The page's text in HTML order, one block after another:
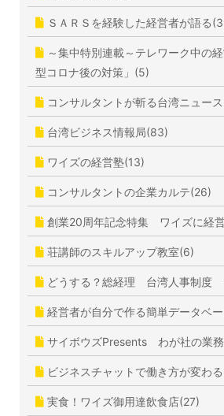
ＳＡＲＳを経験した経営者が語る
～集中特別連載～テレワーク中の
型コロナ後の対策」(5)
コンサルタントが斬る台湾ニュー
台湾ビジネス情報局(83)
ワイズの経営塾(13)
コンサルタントの企業カルテ(26)
創業20周年記念特集 ワイズに経
荘講師のスキルアップ教室(6)
どうする？総経理 台湾人事制度
経営者が自分で作る簡単データベ
サイボウズPresents わが社の業
ビジネスチャットで働き方が変
実食！ワイズ御用達飲食店(27)